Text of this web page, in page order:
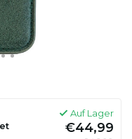
Auf Lager
€44,99